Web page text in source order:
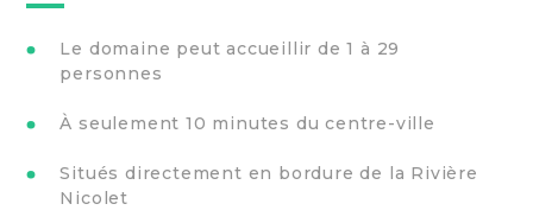
Le domaine peut accueillir de 1 à 29
personnes
À seulement 10 minutes du centre-ville
Situés directement en bordure de la Rivière
Nicolet